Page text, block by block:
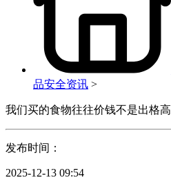
品安全资讯 >
我们买的食物往往价钱不是出格高
发布时间：
2025-12-13 09:54